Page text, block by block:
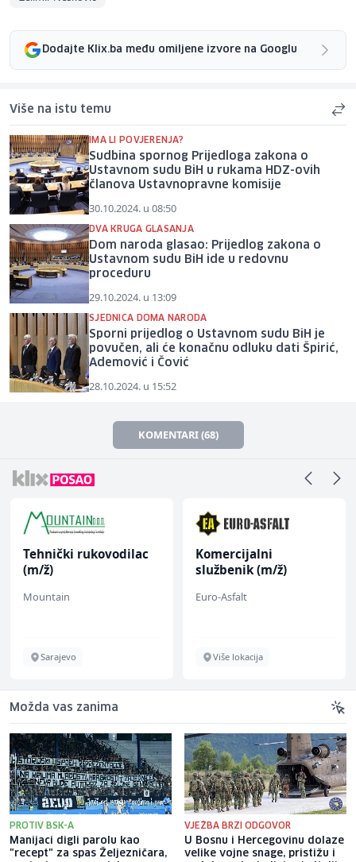
Dodajte Klix.ba među omiljene izvore na Googlu
Više na istu temu
IMA LI POVJERENJA?
Sudbina spornog Prijedloga zakona o
Ustavnom sudu BiH u rukama HDZ-ovih
članova Ustavnopravne komisije
30.10.2024. u 08:50
DVA KRUGA GLASANJA
Dom naroda glasao: Prijedlog zakona o
Ustavnom sudu BiH ide u redovnu
proceduru
29.10.2024. u 13:09
SJEDNICA DOMA NARODA
Sporni prijedlog o Ustavnom sudu BiH je
povučen, ali će konačnu odluku dati Špirić,
Ademović i Čović
28.10.2024. u 15:52
KOMENTARI (68)
Tehnički rukovodilac
(m/ž)
Mountain
Sarajevo
Komercijalni
službenik (m/ž)
Euro-Asfalt
Više lokacija
Možda vas zanima
PROTIV BSK-A
Manijaci digli parolu kao
"recept" za spas Željezničara,
VJEŽBA BRZI ODGOVOR
U Bosnu i Hercegovinu dolaze
velike vojne snage, pristižu i